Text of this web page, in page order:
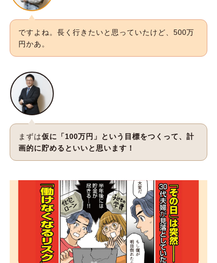
ですよね。長く行きたいと思っていたけど、500万
円かあ。
まずは仮に「100万円」という目標をつくって、計
画的に貯めるといいと思います！